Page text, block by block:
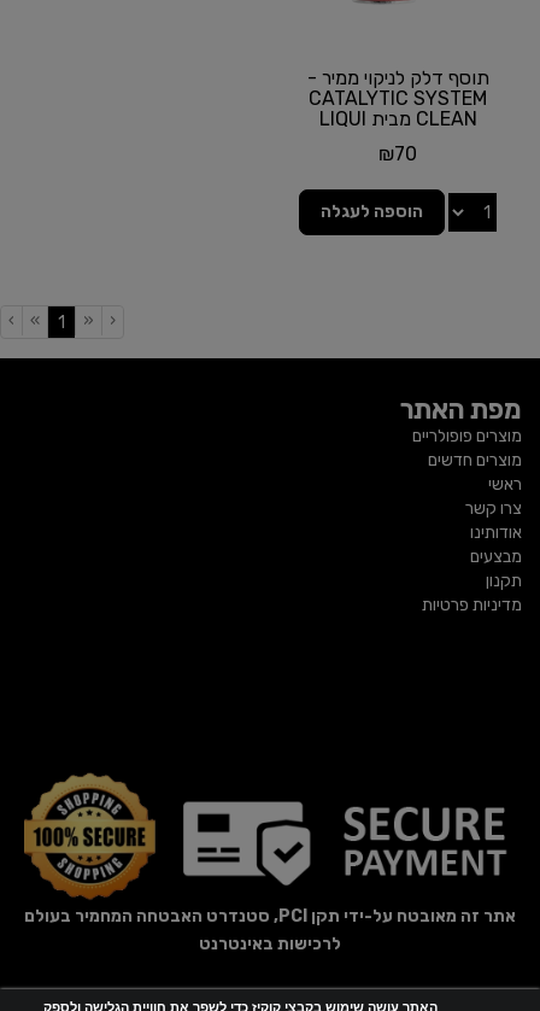
תוסף דלק לניקוי ממיר -
CATALYTIC SYSTEM
CLEAN מבית LIQUI
₪70
הוספה לעגלה
‹
«
1
(current)
»
›
מפת האתר
מוצרים פופולריים
מוצרים חדשים
ראשי
צרו קשר
אודותינו
מבצעים
תקנון
מדיניות פרטיות
אתר זה מאובטח על-ידי תקן PCI, סטנדרט האבטחה המחמיר בעולם
לרכישות באינטרנט
האתר עושה שימוש בקבצי קוקיז כדי לשפר את חוויית הגלישה ולספק